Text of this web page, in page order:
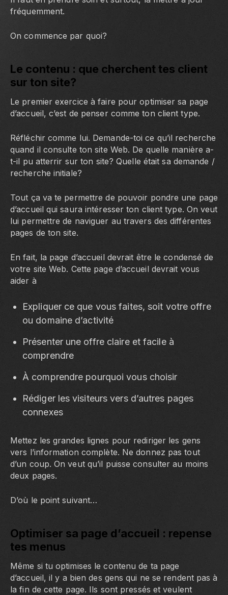
fréquemment.
On commence par quoi?
Le contenu : que cherchent tes client
sur ton site?
Le premier exercice à faire pour optimiser sa page
d’accueil, c’est de penser comme ton client type.
Réfléchir comme lui. Demande-toi ce qu’il recherche
quand il consulte ton site Web. De quelle manière a-
t-il pu atterrir sur ton site? Quelle était sa demande /
recherche initiale?
Tout ça va te permettre de pouvoir pondre une page
d’accueil qui saura intéresser ton client type. On veut
lui permettre de naviguer au travers des différentes
pages de ton site.
En fait, la page d’accueil devrait être le condensé de
votre site Web. Cette page d’accueil devrait vous
aider à
Expliquer ce que vous faites, soit votre offre
ou domaine d’activité
Présenter une offre claire et facile à
comprendre
À comprendre pourquoi vous choisir
Rédiger les visiteurs vers d’autres pages
connexes
Mettez les grandes lignes pour rediriger les gens
vers l’information complète. Ne donnez pas tout
d’un coup. On veut qu’il puisse consulter au moins
deux pages.
D’où le point suivant…
Optimiser sa page d’accueil : repense
tes menus
Même si tu optimises le contenu de ta page
d’accueil, il y a bien des gens qui ne se rendent pas à
la fin de cette page. Ils sont pressés et veulent